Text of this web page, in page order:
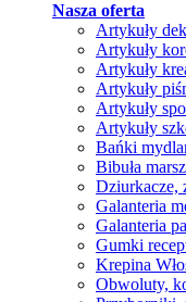
Nasza oferta
Artykuły
Artykuły
Artykuły
Artykuły
Artykuły
Artykuły
Bańki
Bibuła
Dziurkacze,
Galanteria
Galanteria
Gumki
Krepina
Obwoluty,